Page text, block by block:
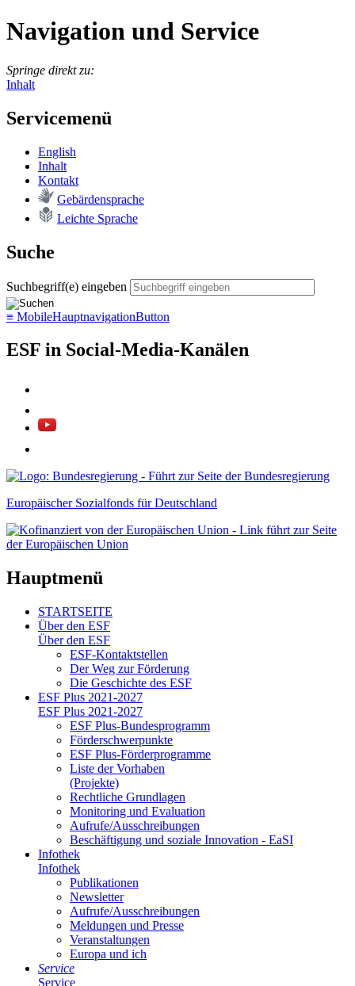
Navigation und Service
Springe direkt zu:
Inhalt
Servicemenü
English
In­halt
Kon­takt
Ge­bär­den­spra­che
Leich­te Spra­che
Suche
Suchbegriff(e) eingeben
≡ MobileHauptnavigationButton
ESF in Social-Media-Kanälen
Europäischer Sozialfonds für Deutschland
Hauptmenü
STARTSEITE
Über den ESF
Über den ESF
ESF-Kon­takt­stel­len
Der Weg zur För­de­rung
Die Ge­schich­te des ESF
ESF Plus 2021-2027
ESF Plus 2021-2027
ESF Plus-Bun­des­pro­gramm
För­der­schwer­punk­te
ESF Plus-För­der­pro­gram­me
Lis­te der Vor­ha­ben
(Pro­jek­te)
Recht­li­che Grund­la­gen
Mo­ni­to­ring und Eva­lua­ti­on
Auf­ru­fe/Aus­schrei­bun­gen
Be­schäf­ti­gung und so­zia­le In­no­va­ti­on - Ea­SI
In­fo­thek
In­fo­thek
Pu­bli­ka­tio­nen
Newslet­ter
Auf­ru­fe/Aus­schrei­bun­gen
Mel­dun­gen und Pres­se
Ver­an­stal­tun­gen
Eu­ro­pa und ich
Ser­vice
Ser­vice